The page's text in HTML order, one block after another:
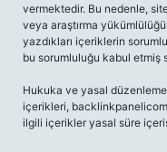
vermektedir. Bu nedenle,
veya araştırma
yazdıkları içeriklerin
bu sorumluluğu kabul etmiş
Hukuka ve yasal
içerikleri,
ilgili içerikler yasal süre